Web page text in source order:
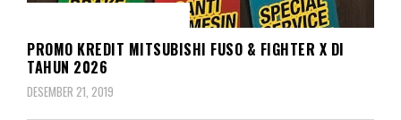
PROMO KREDIT MITSUBISHI FUSO & FIGHTER X DI
TAHUN 2026
DESEMBER 21, 2019